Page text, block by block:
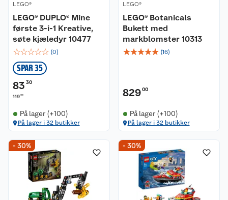
LEGO®
LEGO® DUPLO® Mine
første 3-i-1 Kreative,
søte kjæledyr 10477
☆☆☆☆☆ (0)
SPAR 35
83 30
11900
På lager (+100)
På lager i 32 butikker
LEGO®
LEGO® Botanicals
Bukett med
markblomster 10313
☆☆☆☆☆ (16)
82900
På lager (+100)
På lager i 32 butikker
- 30% - 30%